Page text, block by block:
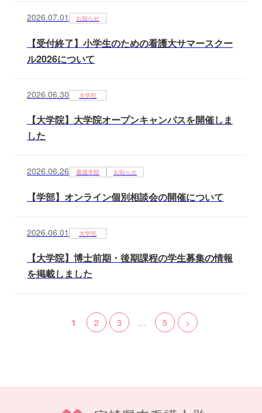
2026.07.01 お知らせ
【受付終了】小学生のための看護大サマースクー
ル2026について
2026.06.30 大学院
【大学院】大学院オープンキャンパスを開催しま
した
2026.06.26 看護学部 お知らせ
【学部】オンライン個別相談会の開催について
2026.06.01 大学院
【大学院】博士前期・後期課程の学生募集の情報
を掲載しました
1 2 3 … 5 >